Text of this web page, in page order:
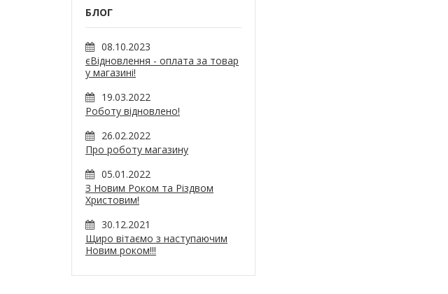
БЛОГ
08.10.2023
єВідновлення - оплата за товар
у магазині!
19.03.2022
Роботу відновлено!
26.02.2022
Про роботу магазину
05.01.2022
З Новим Роком та Різдвом
Христовим!
30.12.2021
Щиро вітаємо з наступаючим
Новим роком!!!